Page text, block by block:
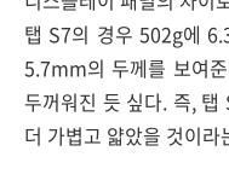
탭 S7의 경우 502g에
5.7mm의 두께를 보여
두꺼워진 듯 싶다. 즉, 탭
더 가볍고 얇았을 것이라